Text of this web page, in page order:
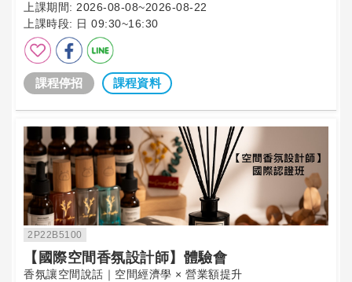
上課期間: 2026-08-08~2026-08-22
上課時段: 日 09:30~16:30
課程停招 課程資料
2P22B5100
【國際空間香氛設計師】體驗會
香氛讓空間說話｜空間經濟學 × 營業額提升